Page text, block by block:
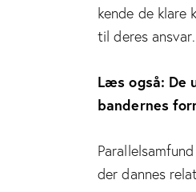
kende de klare
til deres ansvar.
Læs også: De
bandernes
der dannes